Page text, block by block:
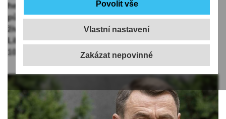
Vlastní nastavení
hejtmana významným osobnostem, které působí nebo
působily v různých oblastech lidské činnosti a svůj
život či dílo zasvětily rozvoji a dobrému jménu nejen
Libereckého kraje. Termín pro zasílání nominací začal
10. února 2025, jeho konec je 30. května 2025.